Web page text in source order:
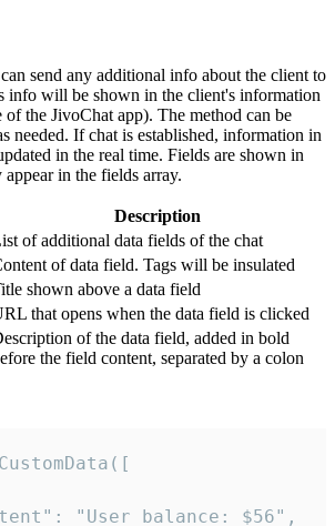
send any additional info about the client to
info will be shown in the client's information
the JivoChat app). The method can be
needed. If chat is established, information in
in the real time. Fields are shown in
appear in the fields array.
Description
of additional data fields of the chat
of data field. Tags will be insulated
shown above a data field
that opens when the data field is clicked
of the data field, added in bold
the field content, separated by a colon
"User balance: $56",